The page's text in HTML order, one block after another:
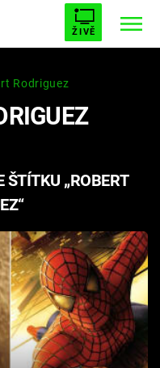
ŽIVĚ
UPÍRŮ
5
Rodriguez
ŠTÍTKU „ROBERT